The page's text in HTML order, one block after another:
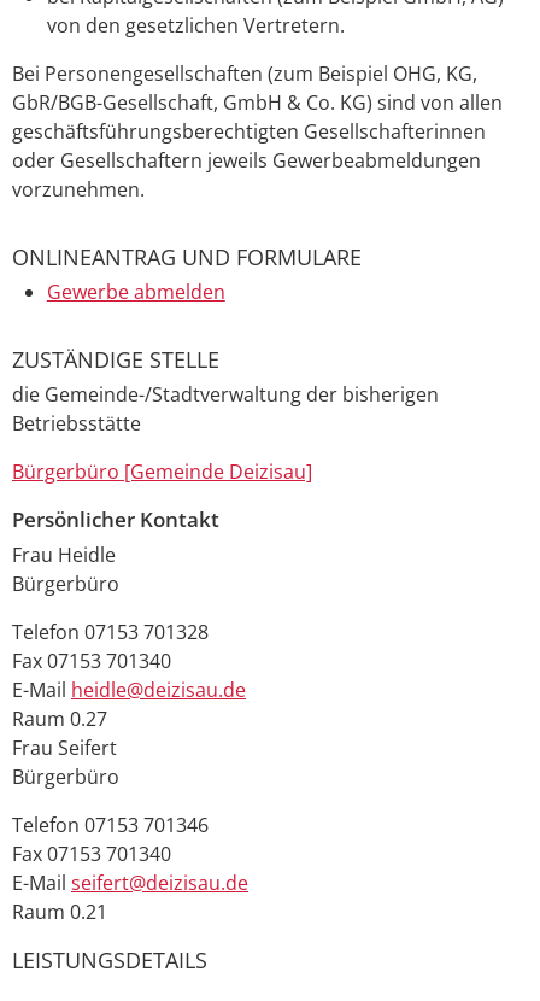
von den gesetzlichen Vertretern.
Bei Personengesellschaften (zum Beispiel OHG, KG,
GbR/BGB-Gesellschaft, GmbH & Co. KG) sind von allen
geschäftsführungsberechtigten Gesellschafterinnen
oder Gesellschaftern jeweils Gewerbeabmeldungen
vorzunehmen.
ONLINEANTRAG UND FORMULARE
Gewerbe abmelden
ZUSTÄNDIGE STELLE
die Gemeinde-/Stadtverwaltung der bisherigen
Betriebsstätte
Bürgerbüro [Gemeinde Deizisau]
Persönlicher Kontakt
Frau Heidle
Bürgerbüro
Telefon 07153 701328
Fax07153 701340
E-Mail heidle@deizisau.de
Raum 0.27
Frau Seifert
Bürgerbüro
Telefon 07153 701346
Fax07153 701340
E-Mail seifert@deizisau.de
Raum 0.21
LEISTUNGSDETAILS